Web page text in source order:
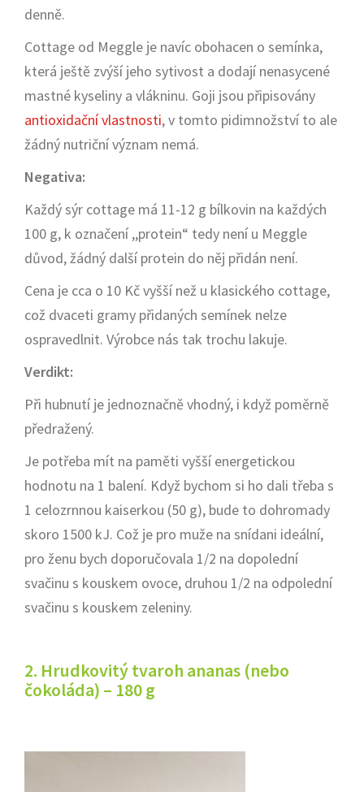
denně.
Cottage od Meggle je navíc obohacen o semínka,
která ještě zvýší jeho sytivost a dodají nenasycené
mastné kyseliny a vlákninu. Goji jsou připisovány
antioxidační vlastnosti, v tomto pidimnožství to ale
žádný nutriční význam nemá.
Negativa:
Každý sýr cottage má 11-12 g bílkovin na každých
100 g, k označení ,,protein“ tedy není u Meggle
důvod, žádný další protein do něj přidán není.
Cena je cca o 10 Kč vyšší než u klasického cottage,
což dvaceti gramy přidaných semínek nelze
ospravedlnit. Výrobce nás tak trochu lakuje.
Verdikt:
Při hubnutí je jednoznačně vhodný, i když poměrně
předražený.
Je potřeba mít na paměti vyšší energetickou
hodnotu na 1 balení. Když bychom si ho dali třeba s
1 celozrnnou kaiserkou (50 g), bude to dohromady
skoro 1500 kJ. Což je pro muže na snídani ideální,
pro ženu bych doporučovala 1/2 na dopolední
svačinu s kouskem ovoce, druhou 1/2 na odpolední
svačinu s kouskem zeleniny.
2. Hrudkovitý tvaroh ananas (nebo
čokoláda) – 180 g